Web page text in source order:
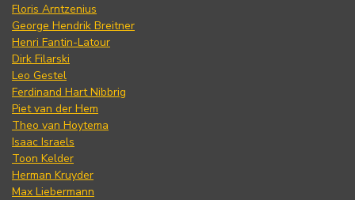
Floris Arntzenius
George Hendrik Breitner
Henri Fantin-Latour
Dirk Filarski
Leo Gestel
Ferdinand Hart Nibbrig
Piet van der Hem
Theo van Hoytema
Isaac Israels
Toon Kelder
Herman Kruyder
Max Liebermann